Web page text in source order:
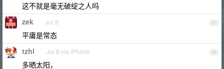
这不就是毫无破绽之人吗
47
zek Jul 8
平庸是常态
48
tzhl Jul 8 via iPhone
多晒太阳，